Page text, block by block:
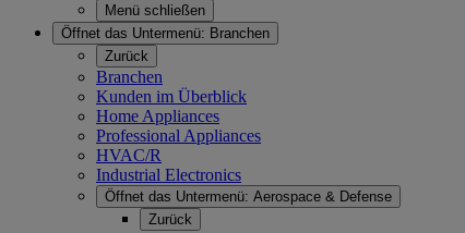
Menü schließen
Öffnet das Untermenü: Branchen
Zurück
Branchen
Kunden im Überblick
Home Appliances
Professional Appliances
HVAC/R
Industrial Electronics
Öffnet das Untermenü: Aerospace & Defense
Zurück